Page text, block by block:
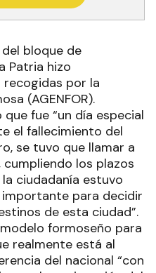
bloque de
Patria hizo
recogidas por la
(AGENFOR).
fue “un día especial
el fallecimiento del
se tuvo que llamar a
los plazos
ciudadanía estuvo
para decidir
de esta ciudad”.
formoseño para
realmente está al
del nacional “con